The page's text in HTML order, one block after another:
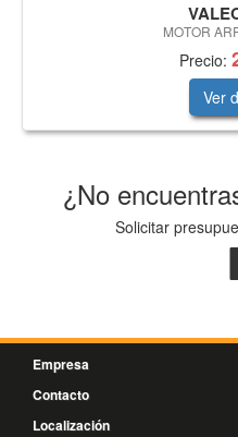
MOTOR
Precio:
Ver
¿No
Solicitar
Empresa
Contacto
Localización